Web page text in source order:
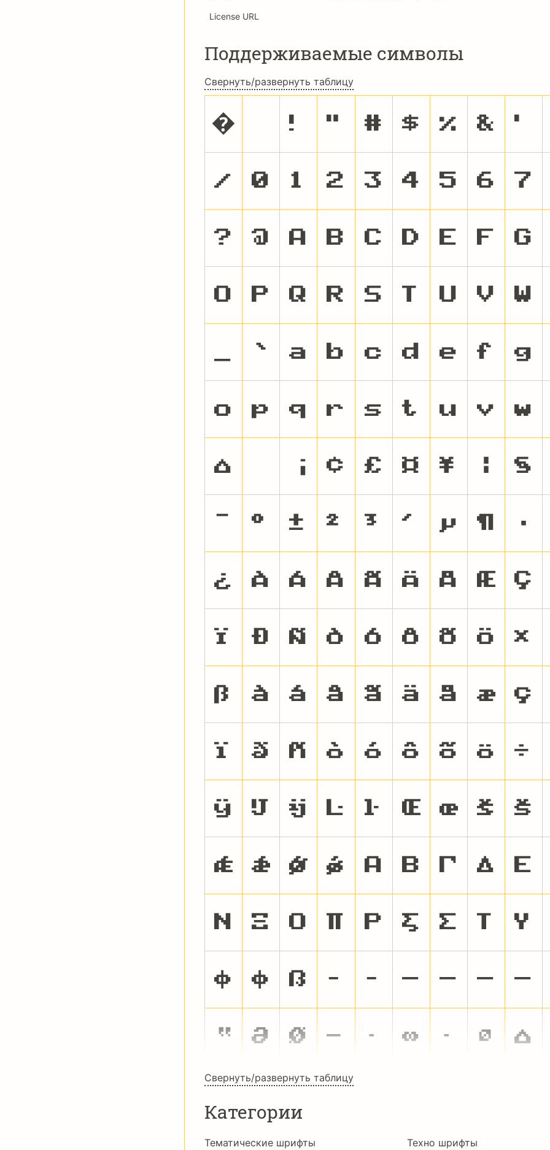
License URL
Поддерживаемые символы
Свернуть/развернуть таблицу
� ! " # $ % & '
/ 0 1 2 3 4 5 6 7
? @ A B C D E F G
O P Q R S U V W
` a b c d e f g
o p q r s t u v w
¡ ¢ £ ¤ ¥ ¦ §
° ± ² ³ ´ µ ¶ ·
¿ À Á Â Ã Ä Å Æ Ç
Ï Ð Ñ Ò Ó Ô Õ Ö ×
ß à á â ã ä å æ ç
ï ð ñ ò ó ô õ ö ÷
ÿ Ĳ ĳ Ŀ ŀ Œ œ Š š
Ǽ ǽ Ǿ ǿ Α Β Γ Δ Ε
Ν Ξ Ο Ρ ΢ Σ Υ
φ ϕ ẞ ‐ ‑ ‒ – — ―
‟ ∂ ∅ − ∙ ∞ ⋅ ⌀ ⌂
Свернуть/развернуть таблицу
Категории
Тематические шрифты Техно шрифты